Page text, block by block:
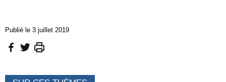
Publié le 3 juillet 2019